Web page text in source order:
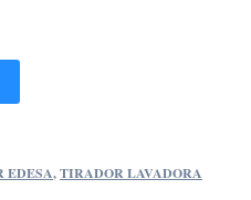
EDESA,TIRADOR LAVADORA